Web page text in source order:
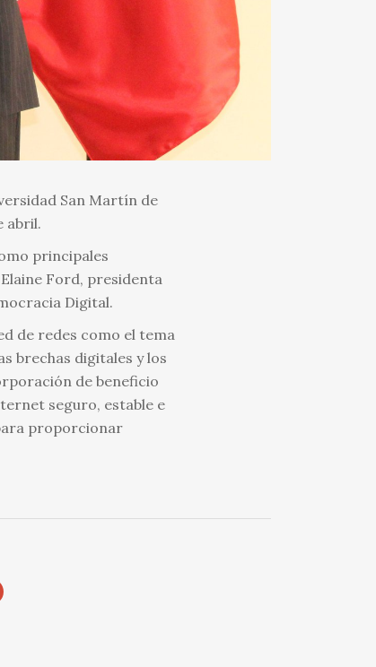
San Martín de
abril.
principales
Ford, presidenta
Digital.
de redes como el tema
brechas digitales y los
de beneficio
seguro, estable e
proporcionar